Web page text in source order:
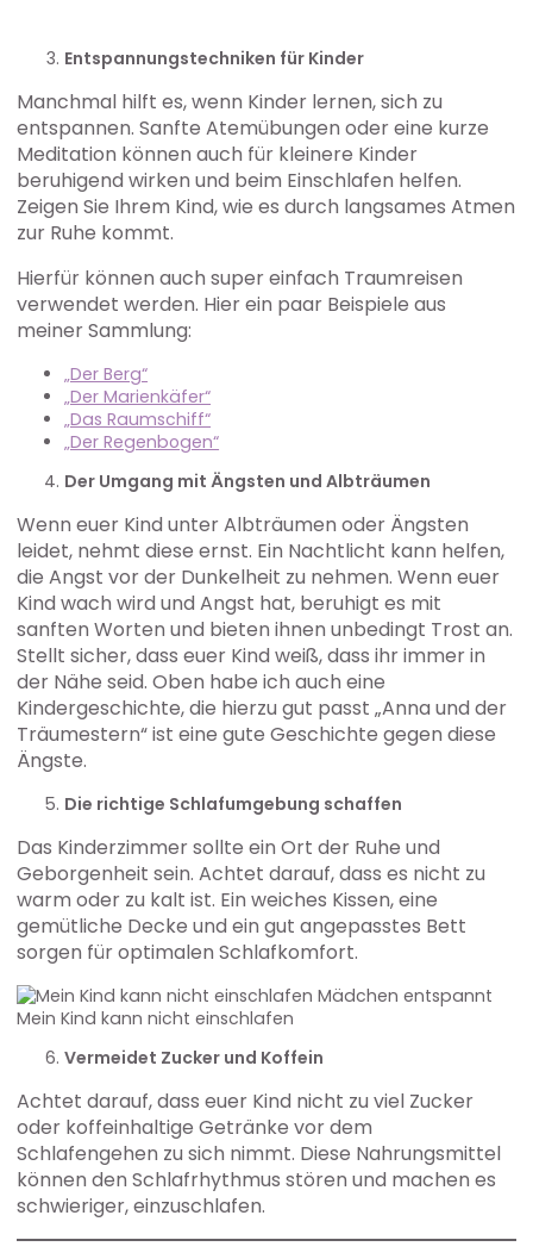
Entspannungstechniken für Kinder
Manchmal hilft es, wenn Kinder lernen, sich zu
entspannen. Sanfte Atemübungen oder eine kurze
Meditation können auch für kleinere Kinder
beruhigend wirken und beim Einschlafen helfen.
Zeigen Sie Ihrem Kind, wie es durch langsames Atmen
zur Ruhe kommt.
Hierfür können auch super einfach Traumreisen
verwendet werden. Hier ein paar Beispiele aus
meiner Sammlung:
„Der Berg“
„Der Marienkäfer“
„Das Raumschiff“
„Der Regenbogen“
Der Umgang mit Ängsten und Albträumen
Wenn euer Kind unter Albträumen oder Ängsten
leidet, nehmt diese ernst. Ein Nachtlicht kann helfen,
die Angst vor der Dunkelheit zu nehmen. Wenn euer
Kind wach wird und Angst hat, beruhigt es mit
sanften Worten und bieten ihnen unbedingt Trost an.
Stellt sicher, dass euer Kind weiß, dass ihr immer in
der Nähe seid. Oben habe ich auch eine
Kindergeschichte, die hierzu gut passt „Anna und der
Träumestern“ ist eine gute Geschichte gegen diese
Ängste.
Die richtige Schlafumgebung schaffen
Das Kinderzimmer sollte ein Ort der Ruhe und
Geborgenheit sein. Achtet darauf, dass es nicht zu
warm oder zu kalt ist. Ein weiches Kissen, eine
gemütliche Decke und ein gut angepasstes Bett
sorgen für optimalen Schlafkomfort.
Mein Kind kann nicht einschlafen
Vermeidet Zucker und Koffein
Achtet darauf, dass euer Kind nicht zu viel Zucker
oder koffeinhaltige Getränke vor dem
Schlafengehen zu sich nimmt. Diese Nahrungsmittel
können den Schlafrhythmus stören und machen es
schwieriger, einzuschlafen.